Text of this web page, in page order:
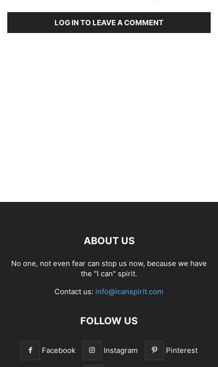
LOG IN TO LEAVE A COMMENT
ABOUT US
No one, not even fear can stop us now, because we have
the "I can" spirit.
Contact us: info@icanspirit.com
FOLLOW US
Facebook Instagram Pinterest